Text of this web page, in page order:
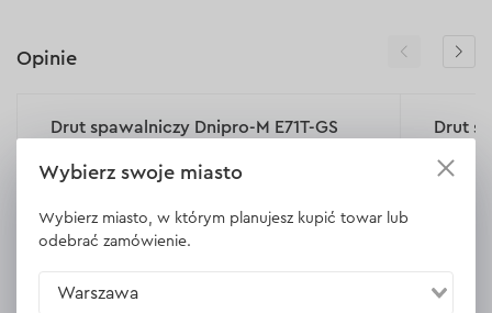
Opinie
Drut spawalniczy Dnipro-M E71T-GS
Jakosc produktu bardzo dobra, spawa sie
bardzo dobrze.. Polecam
Drut
Wybierz swoje miasto
Wybierz miasto, w którym planujesz kupić towar lub
odebrać zamówienie.
Warszawa